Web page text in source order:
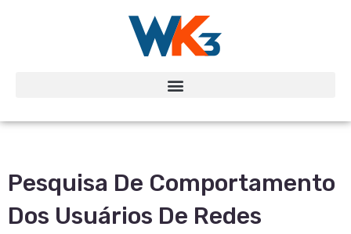
Pesquisa De Comportamento
Dos Usuários De Redes